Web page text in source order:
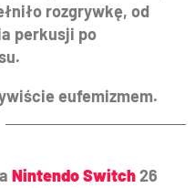
rozgrywkę, od
perkusji po
eufemizmem.
Nintendo Switch26